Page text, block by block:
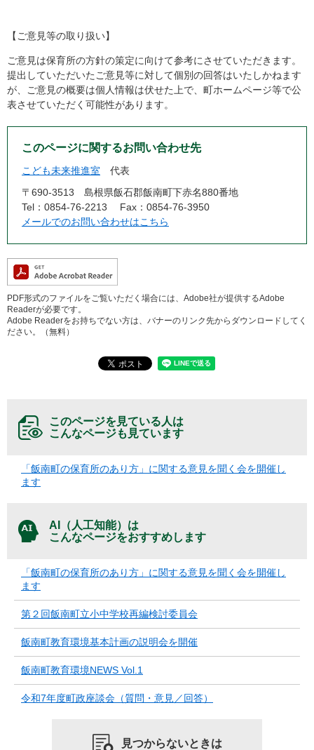
【ご意見等の取り扱い】
ご意見は保育所の方針の策定に向けて参考にさせていただきます。
提出していただいたご意見等に対して個別の回答はいたしかねます
が、ご意見の概要は個人情報は伏せた上で、町ホームページ等で公
表させていただく可能性があります。
このページに関するお問い合わせ先
こども未来推進室
代表
〒690-3513
島根県飯石郡飯南町下赤名880番地
Tel：0854-76-2213
Fax：0854-76-3950
メールでのお問い合わせはこちら
PDF形式のファイルをご覧いただく場合には、Adobe社が提供するAdobe
Readerが必要です。
Adobe Readerをお持ちでない方は、バナーのリンク先からダウンロードしてく
ださい。（無料）
このページを見ている人は
こんなページも見ています
「飯南町の保育所のあり方」に関する意見を聞く会を開催し
ます
AI（人工知能）は
こんなページをおすすめします
「飯南町の保育所のあり方」に関する意見を聞く会を開催し
ます
第２回飯南町立小中学校再編検討委員会
飯南町教育環境基本計画の説明会を開催
飯南町教育環境NEWS Vol.1
令和7年度町政座談会（質問・意見／回答）
見つからないときは